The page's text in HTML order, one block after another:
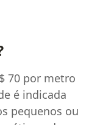
70 por metro
é indicada
pequenos ou